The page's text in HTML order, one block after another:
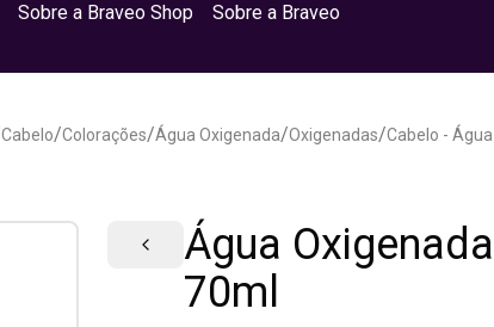
Sobre a Braveo Shop Sobre a Braveo
Cabelo/Colorações/Água Oxigenada/Oxigenadas/Cabelo -
Água
70ml